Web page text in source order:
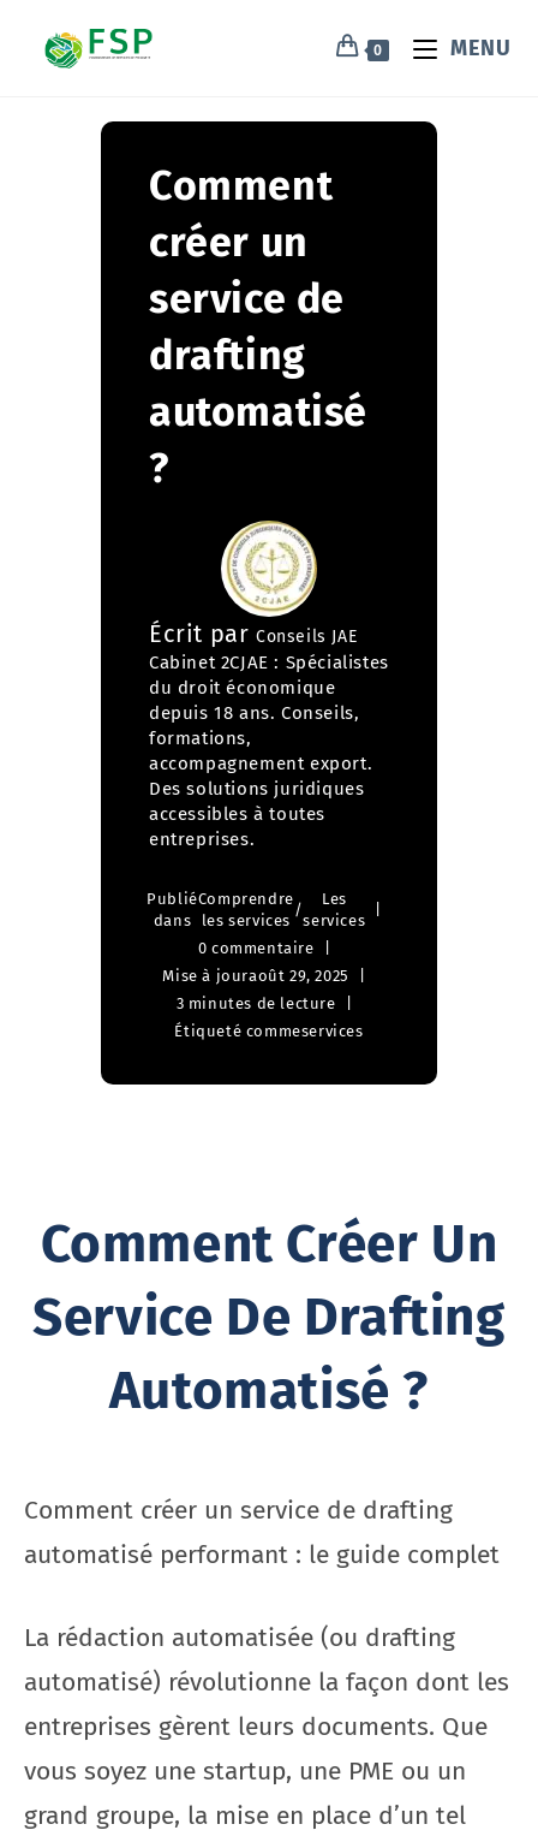
0 MENU
Comment
créer un
service de
drafting
automatisé
?
Écrit par Conseils JAE
Cabinet 2CJAE : Spécialistes
du droit économique
depuis 18 ans. Conseils,
formations,
accompagnement export.
Des solutions juridiques
accessibles à toutes
entreprises.
Publié
dans
Comprendre
les services
/
Les
services
0 commentaire
Mise à jouraoût 29, 2025
3 minutes de lecture
Étiqueté commeservices
Comment Créer Un
Service De Drafting
Automatisé ?
Comment créer un service de drafting
automatisé performant : le guide complet
La rédaction automatisée (ou drafting
automatisé) révolutionne la façon dont les
entreprises gèrent leurs documents. Que
vous soyez une startup, une PME ou un
grand groupe, la mise en place d’un tel